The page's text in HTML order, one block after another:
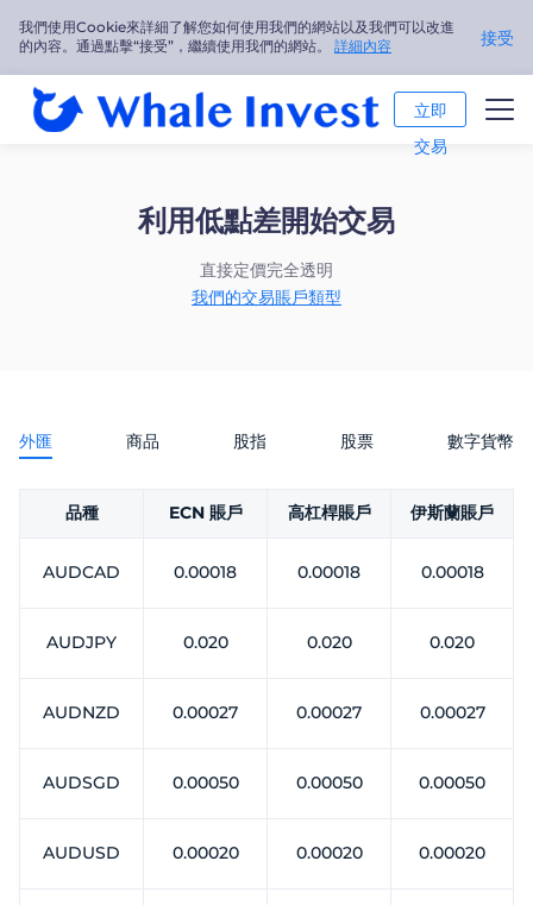
我們使用Cookie來詳細了解您如何使用我們的網站以及我們可以改進
的內容。通過點擊“接受”，繼續使用我們的網站。 詳細內容 接受
立即
交易
利用低點差開始交易
直接定價完全透明
我們的交易賬戶類型
外匯 商品 股指 股票 數字貨幣
品種 ECN 賬戶 高杠桿賬戶 伊斯蘭賬戶
AUDCAD 0.00018 0.00018 0.00018
AUDJPY 0.020 0.020 0.020
AUDNZD 0.00027 0.00027 0.00027
AUDSGD 0.00050 0.00050 0.00050
AUDUSD 0.00020 0.00020 0.00020